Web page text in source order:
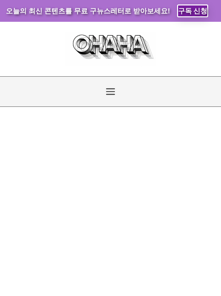
오늘의 최신 콘텐츠를 무료 구뉴스레터로 받아보세요! 구독 신청
건
메